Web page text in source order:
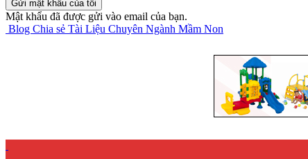
Mật khẩu đã được gửi vào email của bạn.
Blog Chia sẻ Tài Liệu Chuyên Ngành Mầm Non